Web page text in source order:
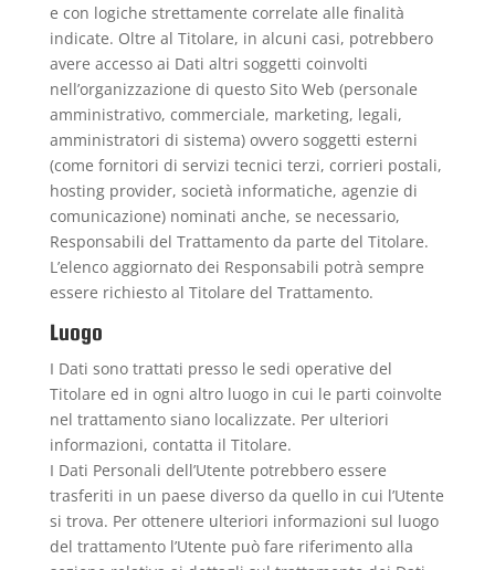
e con logiche strettamente correlate alle finalità
indicate. Oltre al Titolare, in alcuni casi, potrebbero
avere accesso ai Dati altri soggetti coinvolti
nell’organizzazione di questo Sito Web (personale
amministrativo, commerciale, marketing, legali,
amministratori di sistema) ovvero soggetti esterni
(come fornitori di servizi tecnici terzi, corrieri postali,
hosting provider, società informatiche, agenzie di
comunicazione) nominati anche, se necessario,
Responsabili del Trattamento da parte del Titolare.
L’elenco aggiornato dei Responsabili potrà sempre
essere richiesto al Titolare del Trattamento.
Luogo
I Dati sono trattati presso le sedi operative del
Titolare ed in ogni altro luogo in cui le parti coinvolte
nel trattamento siano localizzate. Per ulteriori
informazioni, contatta il Titolare.
I Dati Personali dell’Utente potrebbero essere
trasferiti in un paese diverso da quello in cui l’Utente
si trova. Per ottenere ulteriori informazioni sul luogo
del trattamento l’Utente può fare riferimento alla